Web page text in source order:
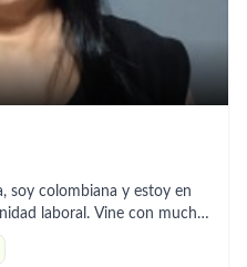
* ​Control de Medicación:
médicas.
soy colombiana y estoy en
laboral. Vine con muchas
ya que en mi país no tuve las
por mi edad.Cuento con